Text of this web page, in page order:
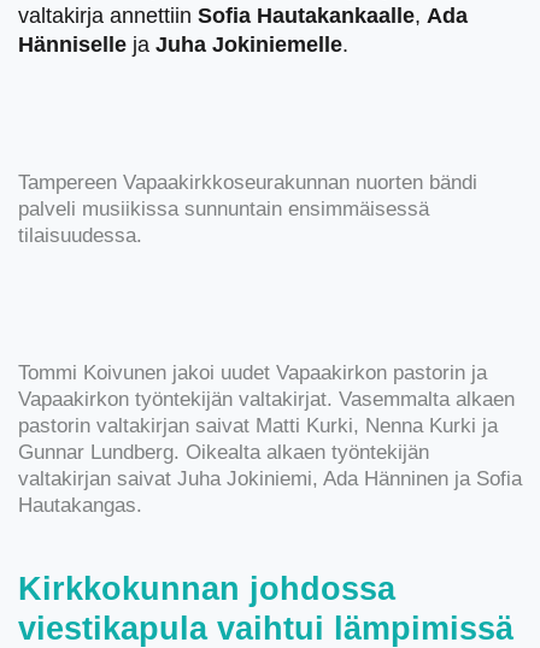
valtakirja annettiin Sofia Hautakankaalle, Ada
Hänniselle ja Juha Jokiniemelle.
Tampereen Vapaakirkkoseurakunnan nuorten bändi
palveli musiikissa sunnuntain ensimmäisessä
tilaisuudessa.
Tommi Koivunen jakoi uudet Vapaakirkon pastorin ja
Vapaakirkon työntekijän valtakirjat. Vasemmalta alkaen
pastorin valtakirjan saivat Matti Kurki, Nenna Kurki ja
Gunnar Lundberg. Oikealta alkaen työntekijän
valtakirjan saivat Juha Jokiniemi, Ada Hänninen ja Sofia
Hautakangas.
Kirkkokunnan johdossa
viestikapula vaihtui lämpimissä